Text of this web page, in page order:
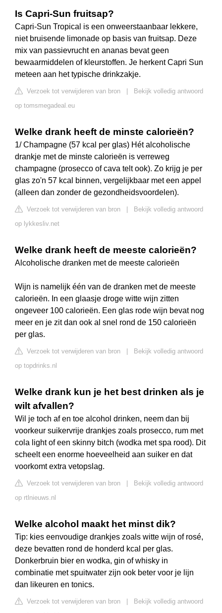
Is Capri-Sun fruitsap?
Capri-Sun Tropical is een onweerstaanbaar lekkere,
niet bruisende limonade op basis van fruitsap. Deze
mix van passievrucht en ananas bevat geen
bewaarmiddelen of kleurstoffen. Je herkent Capri Sun
meteen aan het typische drinkzakje.
Verzoek tot verwijderen van bron
Bekijk volledig antwoord
op tomsmegadeal.eu
Welke drank heeft de minste calorieën?
1/ Champagne (57 kcal per glas) Hét alcoholische
drankje met de minste calorieën is verreweg
champagne (prosecco of cava telt ook). Zo krijg je per
glas zo'n 57 kcal binnen, vergelijkbaar met een appel
(alleen dan zonder de gezondheidsvoordelen).
Verzoek tot verwijderen van bron
Bekijk volledig antwoord
op lykkesliv.net
Welke drank heeft de meeste calorieën?
Alcoholische dranken met de meeste calorieën
Wijn is namelijk één van de dranken met de meeste
calorieën. In een glaasje droge witte wijn zitten
ongeveer 100 calorieën. Een glas rode wijn bevat nog
meer en je zit dan ook al snel rond de 150 calorieën
per glas.
Verzoek tot verwijderen van bron
Bekijk volledig antwoord
op topdrinks.nl
Welke drank kun je het best drinken als je
wilt afvallen?
Wil je toch af en toe alcohol drinken, neem dan bij
voorkeur suikervrije drankjes zoals prosecco, rum met
cola light of een skinny bitch (wodka met spa rood). Dit
scheelt een enorme hoeveelheid aan suiker en dat
voorkomt extra vetopslag.
Verzoek tot verwijderen van bron
Bekijk volledig antwoord
op rtlnieuws.nl
Welke alcohol maakt het minst dik?
Tip: kies eenvoudige drankjes zoals witte wijn of rosé,
deze bevatten rond de honderd kcal per glas.
Donkerbruin bier en wodka, gin of whisky in
combinatie met spuitwater zijn ook beter voor je lijn
dan likeuren en tonics.
Verzoek tot verwijderen van bron
Bekijk volledig antwoord